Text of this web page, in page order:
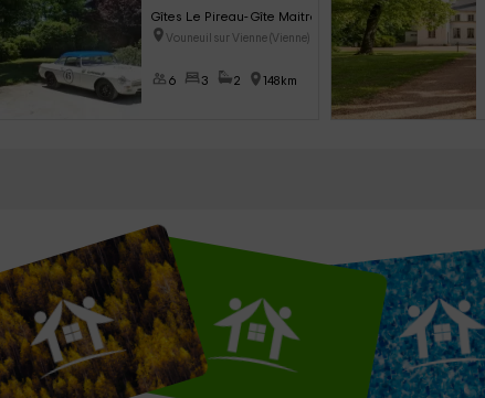
Gîtes Le Pireau- Gîte Maitre
Vouneuil sur Vienne (Vienne)
6 3 2 148km